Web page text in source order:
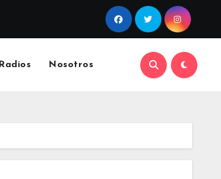
Radios Nosotros